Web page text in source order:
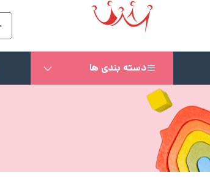
دسته بندی ها